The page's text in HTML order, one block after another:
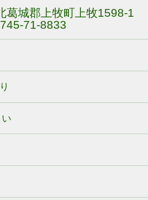
葛城郡上牧町上牧1598-1
71-8833